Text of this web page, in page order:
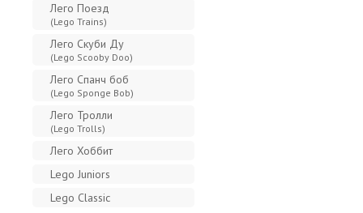
Лего Поезд
(Lego Trains)
Лего Скуби Ду
(Lego Scooby Doo)
Лего Спанч боб
(Lego Sponge Bob)
Лего Тролли
(Lego Trolls)
Лего Хоббит
Lego Juniors
Lego Classic